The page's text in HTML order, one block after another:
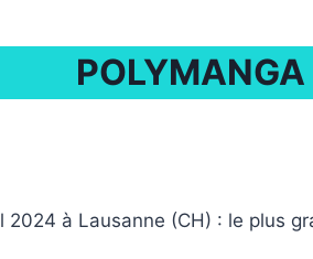
à Lausanne (CH) : le plus